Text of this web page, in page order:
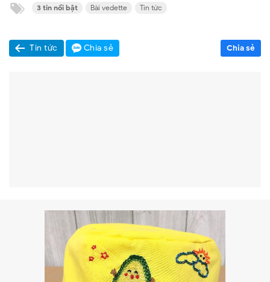
3 tin nổi bật Bài vedette Tin tức
Tin tức Chia sẻ Chia sẻ